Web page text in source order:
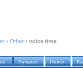
› Other › voice time
Лучшее Поиск